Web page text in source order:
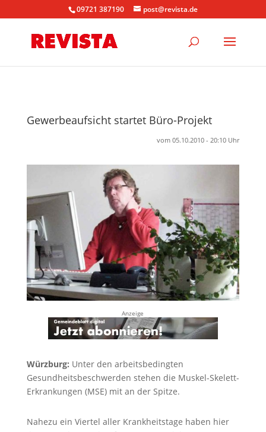
09721 387190 post@revista.de
Gewerbeaufsicht startet Büro-Projekt
vom 05.10.2010 - 20:10 Uhr
Anzeige
Würzburg: Unter den arbeitsbedingten
Gesundheitsbeschwerden stehen die Muskel-Skelett-
Erkrankungen (MSE) mit an der Spitze.
Nahezu ein Viertel aller Krankheitstage haben hier